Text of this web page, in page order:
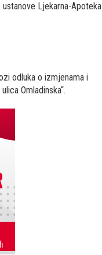
Ljekarna-Apoteka
odluka o izmjenama i
Omladinska“.